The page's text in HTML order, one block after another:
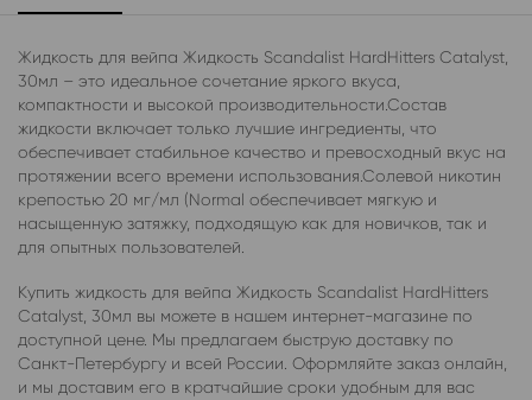
Жидкость для вейпа Жидкость Scandalist HardHitters Catalyst,
30мл – это идеальное сочетание яркого вкуса,
компактности и высокой производительности.Состав
жидкости включает только лучшие ингредиенты, что
обеспечивает стабильное качество и превосходный вкус на
протяжении всего времени использования.Солевой никотин
крепостью 20 мг/мл (Normal обеспечивает мягкую и
насыщенную затяжку, подходящую как для новичков, так и
для опытных пользователей.
Купить жидкость для вейпа Жидкость Scandalist HardHitters
Catalyst, 30мл вы можете в нашем интернет-магазине по
доступной цене. Мы предлагаем быструю доставку по
Санкт-Петербургу и всей России. Оформляйте заказ онлайн,
и мы доставим его в кратчайшие сроки удобным для вас